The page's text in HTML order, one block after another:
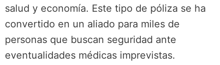
salud y economía. Este tipo de póliza se ha
convertido en un aliado para miles de
personas que buscan seguridad ante
eventualidades médicas imprevistas.